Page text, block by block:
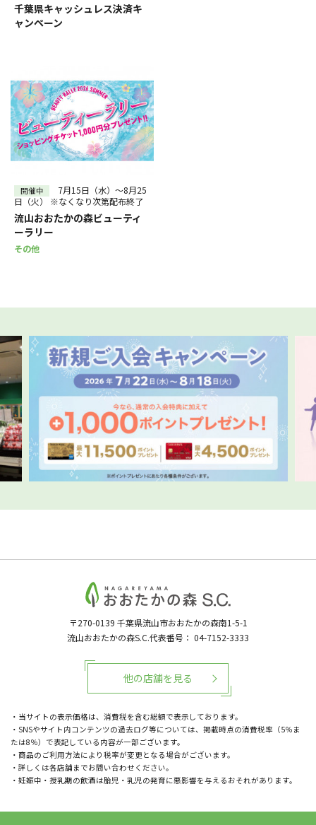
千葉県キャッシュレス決済キ
ャンペーン
開催中
7月15日（水）～8月25
日（火） ※なくなり次第配布終了
流山おおたかの森ビューティ
ーラリー
その他
〒270-0139 千葉県流山市おおたかの森南1-5-1
流山おおたかの森S.C.代表番号： 04-7152-3333
・当サイトの表示価格は、消費税を含む総額で表示しております。
・SNSやサイト内コンテンツの過去ログ等については、掲載時点の消費税率（5％ま
たは8％）で表記している内容が一部ございます。
・商品のご利用方法により税率が変更となる場合がございます。
・詳しくは各店舗までお問い合わせください。
・妊娠中・授乳期の飲酒は胎児・乳児の発育に悪影響を与えるおそれがあります。
他の店舗を見る